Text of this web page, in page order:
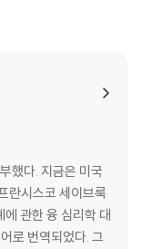
했다. 지금은 미국
란시스코 세이브룩
관한 융 심리학 대
로 번역되었다. 그